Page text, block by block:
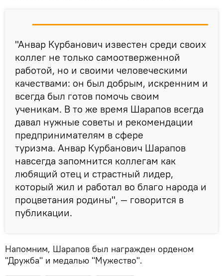
"Анвар Курбанович известен среди своих
коллег не только самоотверженной
работой, но и своими человеческими
качествами: он был добрым, искренним и
всегда был готов помочь своим
ученикам. В то же время Шарапов всегда
давал нужные советы и рекомендации
предпринимателям в сфере
туризма. Анвар Курбанович Шарапов
навсегда запомнится коллегам как
любящий отец и страстный лидер,
который жил и работал во благо народа и
процветания родины", — говорится в
публикации.
Напомним, Шарапов был награжден орденом
"Дружба" и медалью "Мужество".